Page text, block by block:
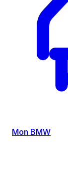
Mon BMW